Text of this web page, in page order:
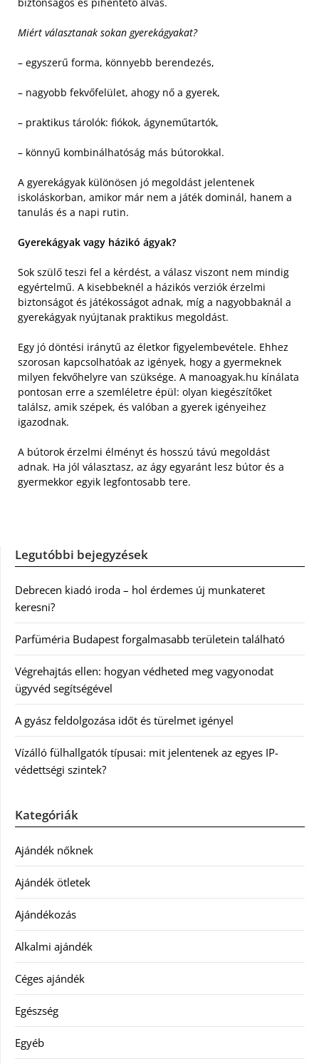
Miért választanak sokan gyerekágyakat?
– egyszerű forma, könnyebb berendezés,
– nagyobb fekvőfelület, ahogy nő a gyerek,
– praktikus tárolók: fiókok, ágyneműtartók,
– könnyű kombinálhatóság más bútorokkal.
A gyerekágyak különösen jó megoldást jelentenek
iskoláskorban, amikor már nem a játék dominál, hanem a
tanulás és a napi rutin.
Gyerekágyak vagy házikó ágyak?
Sok szülő teszi fel a kérdést, a válasz viszont nem mindig
egyértelmű. A kisebbeknél a házikós verziók érzelmi
biztonságot és játékosságot adnak, míg a nagyobbaknál a
gyerekágyak nyújtanak praktikus megoldást.
Egy jó döntési iránytű az életkor figyelembevétele. Ehhez
szorosan kapcsolhatóak az igények, hogy a gyermeknek
milyen fekvőhelyre van szüksége. A manoagyak.hu kínálata
pontosan erre a szemléletre épül: olyan kiegészítőket
találsz, amik szépek, és valóban a gyerek igényeihez
igazodnak.
A bútorok érzelmi élményt és hosszú távú megoldást
adnak. Ha jól választasz, az ágy egyaránt lesz bútor és a
gyermekkor egyik legfontosabb tere.
Legutóbbi bejegyzések
Debrecen kiadó iroda – hol érdemes új munkateret
keresni?
Parfüméria Budapest forgalmasabb területein található
Végrehajtás ellen: hogyan védheted meg vagyonodat
ügyvéd segítségével
A gyász feldolgozása időt és türelmet igényel
Vízálló fülhallgatók típusai: mit jelentenek az egyes IP-
védettségi szintek?
Kategóriák
Ajándék nőknek
Ajándék ötletek
Ajándékozás
Alkalmi ajándék
Céges ajándék
Egészség
Egyéb